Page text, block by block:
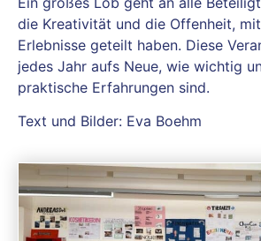
die Kreativität und die Offenheit,
Erlebnisse geteilt haben. Diese
jedes Jahr aufs Neue, wie wichtig
praktische Erfahrungen sind.
Text und Bilder: Eva Boehm